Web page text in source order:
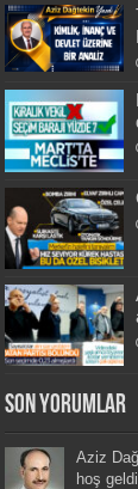
Son Yorumlar
Aziz
hoş